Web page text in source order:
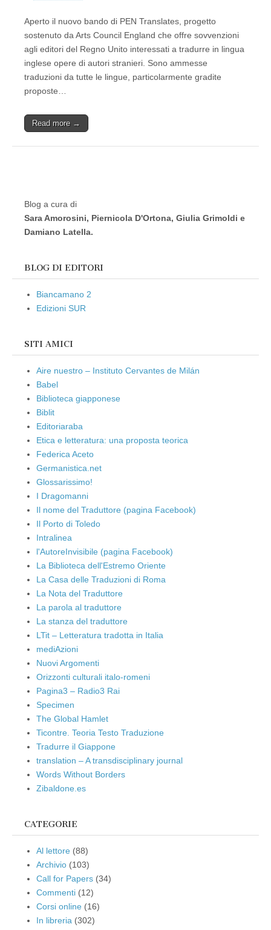
Aperto il nuovo bando di PEN Translates, progetto
sostenuto da Arts Council England che offre sovvenzioni
agli editori del Regno Unito interessati a tradurre in lingua
inglese opere di autori stranieri. Sono ammesse
traduzioni da tutte le lingue, particolarmente gradite
proposte…
Read more →
Blog a cura di
Sara Amorosini, Piernicola D'Ortona, Giulia Grimoldi e
Damiano Latella.
BLOG DI EDITORI
Biancamano 2
Edizioni SUR
SITI AMICI
Aire nuestro – Instituto Cervantes de Milán
Babel
Biblioteca giapponese
Biblit
Editoriaraba
Etica e letteratura: una proposta teorica
Federica Aceto
Germanistica.net
Glossarissimo!
I Dragomanni
Il nome del Traduttore (pagina Facebook)
Il Porto di Toledo
Intralinea
l'AutoreInvisibile (pagina Facebook)
La Biblioteca dell'Estremo Oriente
La Casa delle Traduzioni di Roma
La Nota del Traduttore
La parola al traduttore
La stanza del traduttore
LTit – Letteratura tradotta in Italia
mediAzioni
Nuovi Argomenti
Orizzonti culturali italo-romeni
Pagina3 – Radio3 Rai
Specimen
The Global Hamlet
Ticontre. Teoria Testo Traduzione
Tradurre il Giappone
translation – A transdisciplinary journal
Words Without Borders
Zibaldone.es
CATEGORIE
Al lettore (88)
Archivio (103)
Call for Papers (34)
Commenti (12)
Corsi online (16)
In libreria (302)